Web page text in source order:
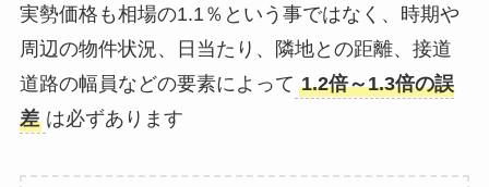
実勢価格も相場の1.1％という事ではなく、時期や
周辺の物件状況、日当たり、隣地との距離、接道
道路の幅員などの要素によって 1.2倍～1.3倍の誤
差 は必ずあります